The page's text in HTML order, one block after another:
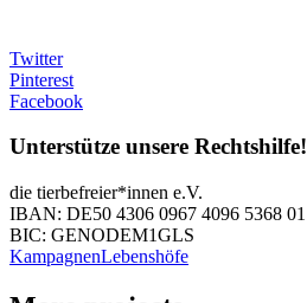
Twitter
Pinterest
Facebook
Unterstütze unsere Rechtshilfe!
die tierbefreier*innen e.V.
IBAN: DE50 4306 0967 4096 5368 01
BIC: GENODEM1GLS
KampagnenLebenshöfe